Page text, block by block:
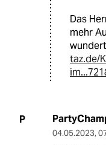
Das
mehr
taz.de/
P
04.05.2023,